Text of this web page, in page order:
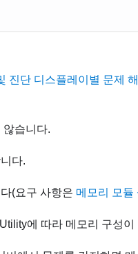
진단 디스플레이별 문제
않습니다.
다.
(요구 사항은 메모리 모듈
에 따라 메모리 구성이